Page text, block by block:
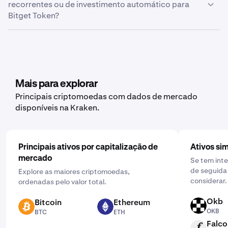
web
"Criar exportação". Aqui, pode escolher entre o histórico
de trading, histórico de registos ou saldo, consoante os
dados que pretende exportar.
recorrentes ou de investimento automático para
Bitget Token?
pretende adquirir. Em seguida, introduza o montante
que pretende comprar e selecione a frequência clicando
em "Uma vez" e escolhendo uma programação que
funcione para si: diária, semanal ou mensal.
Mais para explorar
Principais criptomoedas com dados de mercado
disponíveis na Kraken.
Principais ativos por capitalização de
mercado
Explore as maiores criptomoedas,
ordenadas pelo valor total.
BTC Bitcoin
BTC
ETH Ethereum
ETH
Ativos
Se tem
de
considerar.
Okb
OKB